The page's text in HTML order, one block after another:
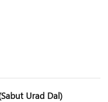
Urad Dal)